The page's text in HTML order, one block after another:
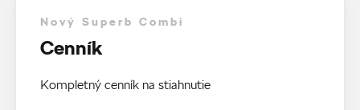
Nový Superb Combi
Cenník
Kompletný cenník na stiahnutie